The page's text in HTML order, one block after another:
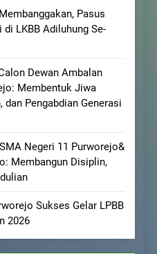
Pasus
LKBB Adiluhung Se-
Dewan Ambalan
Membentuk Jiwa
Pengabdian Generasi
Negeri 11 Purworejo&
Membangun Disiplin,
Sukses Gelar LPBB
2026